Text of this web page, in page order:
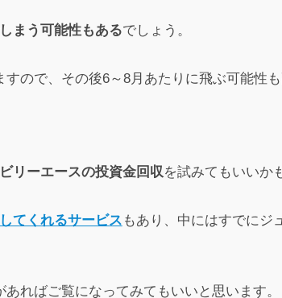
まう可能性もあるでしょう。
ので、その後6～8月あたりに飛ぶ可能性
リーエースの投資金回収を試みてもいいか
てくれるサービス もあり、中にはすでにジ
ればご覧になってみてもいいと思います。